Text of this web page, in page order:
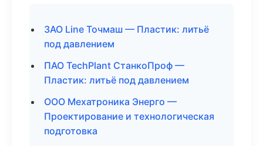
ЗАО Line Точмаш — Пластик: литьё
под давлением
ПАО TechPlant СтанкоПроф —
Пластик: литьё под давлением
ООО Мехатроника Энерго —
Проектирование и технологическая
подготовка